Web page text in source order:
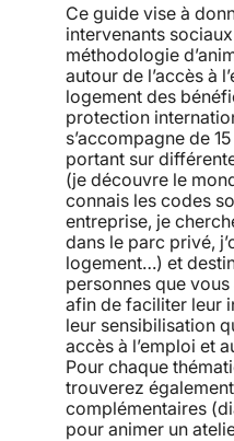
Ce guide vise à
intervenants
méthodologie
autour de l’accès à
logement des
protection
s’accompagne de
portant sur
(je découvre le
connais les codes
entreprise, je
dans le parc privé,
logement…) et
personnes que
afin de faciliter leur
leur sensibilisation
accès à l’emploi et
Pour chaque
trouverez
complémentaires
pour animer un